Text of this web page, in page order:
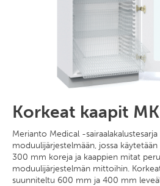
Korkeat kaapit MK
Merianto Medical -
moduulijärjestelmään, jossa
300 mm koreja ja kaappien mitat
moduulijärjestelmän mittoihin.
suunniteltu 600 mm ja 400 mm